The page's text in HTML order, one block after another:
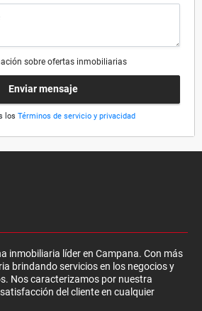
sobre ofertas inmobiliarias
Enviar mensaje
los Términos de servicio y privacidad
inmobiliaria líder en Campana. Con más
brindando servicios en los negocios y
Nos caracterizamos por nuestra
del cliente en cualquier